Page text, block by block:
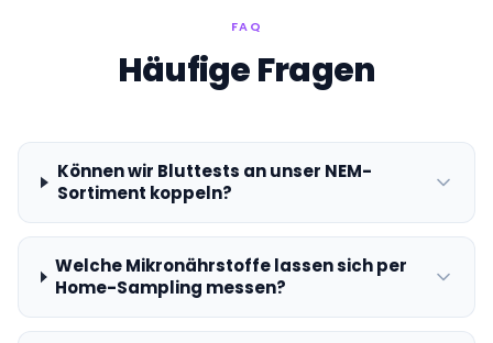
FAQ
Häufige Fragen
Können wir Bluttests an unser NEM-
Sortiment koppeln?
Welche Mikronährstoffe lassen sich per
Home-Sampling messen?